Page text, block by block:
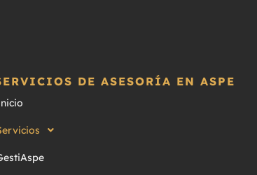
DE ASESORÍA EN ASPE